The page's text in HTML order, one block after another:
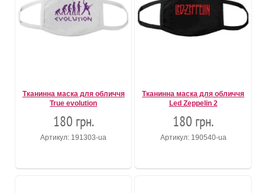
Тканинна маска для обличчя
True evolution
180 грн.
Артикул: 191303-ua
Тканинна маска для обличчя
Led Zeppelin 2
180 грн.
Артикул: 190540-ua